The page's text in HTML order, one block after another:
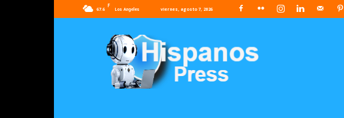
67.6
F
Los Angeles viernes, agosto 7, 2026
Press